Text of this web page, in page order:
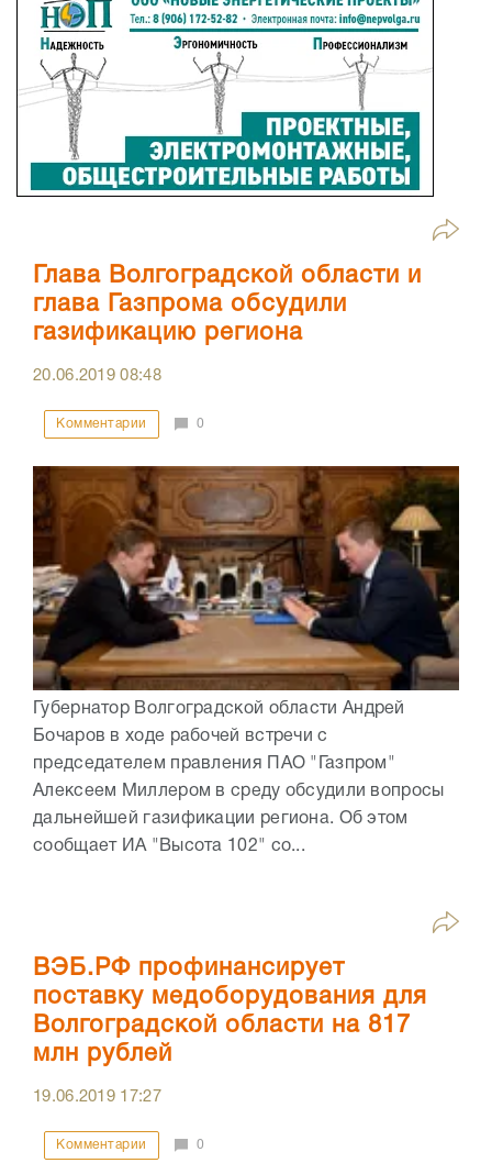
Глава Волгоградской области и
глава Газпрома обсудили
газификацию региона
20.06.201908:48
Комментарии 0
Губернатор Волгоградской области Андрей
Бочаров в ходе рабочей встречи с
председателем правления ПАО "Газпром"
Алексеем Миллером в среду обсудили вопросы
дальнейшей газификации региона. Об этом
сообщает ИА "Высота 102" со...
ВЭБ.РФ профинансирует
поставку медоборудования для
Волгоградской области на 817
млн рублей
19.06.2019 17:27
Комментарии 0